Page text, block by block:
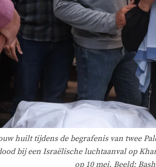
huilt tijdens de begrafenis van twee
bij een Israëlische luchtaanval op
op 10 mei. Beeld: